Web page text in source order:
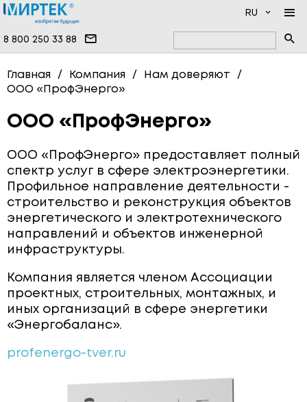
8 800 250 33 88
RU
НОВОСТИ
НАМ ДОВЕРЯЮТ
ПРОДУКЦИЯ
ПРОГРАММНОЕ ОБЕСПЕЧЕНИЕ
ОДНОФАЗНЫЕ СЧЁТЧИКИ
ТРЁХФАЗНЫЕ СЧЁТЧИКИ
СЧЁТЧИКИ ВОДЫ
СИСТЕМЫ ПЕРЕДАЧИ ДАННЫХ
ЩИТОВОЕ ОБОРУДОВАНИЕ
ДОКУМЕНТАЦИЯ
ПРОИЗВОДСТВО
ВОПРОСЫ И ОТВЕТЫ
КОНТАКТЫ
Главная Компания
Нам доверяют
ООО «ПрофЭнерго»
ООО «ПрофЭнерго»
ООО «ПрофЭнерго» предоставляет полный
спектр услуг в сфере электроэнергетики.
Профильное направление деятельности -
строительство и реконструкция объектов
энергетического и электротехнического
направлений и объектов инженерной
инфраструктуры.
Компания является членом Ассоциации
проектных, строительных, монтажных, и
иных организаций в сфере энергетики
«Энергобаланс».
profenergo-tver.ru